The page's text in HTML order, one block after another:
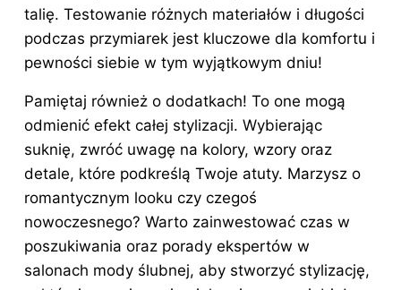
talię. Testowanie różnych materiałów i długości
podczas przymiarek jest kluczowe dla komfortu i
pewności siebie w tym wyjątkowym dniu!
Pamiętaj również o dodatkach! To one mogą
odmienić efekt całej stylizacji. Wybierając
suknię, zwróć uwagę na kolory, wzory oraz
detale, które podkreślą Twoje atuty. Marzysz o
romantycznym looku czy czegoś
nowoczesnego? Warto zainwestować czas w
poszukiwania oraz porady ekspertów w
salonach mody ślubnej, aby stworzyć stylizację,